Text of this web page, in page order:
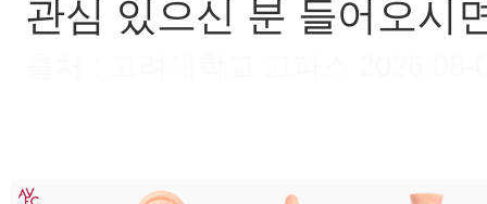
관심 있으신 분 들어오시